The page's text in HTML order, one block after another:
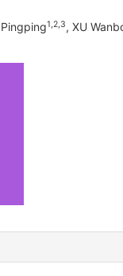
1,2,3, XU